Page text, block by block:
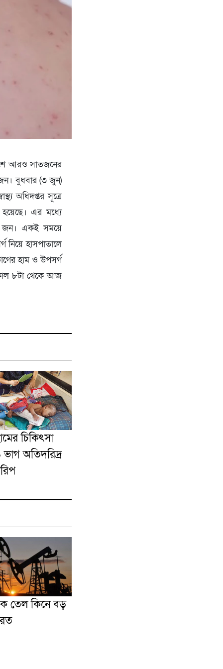
আরও সাতজনের
বুধবার (৩ জুন)
অধিদপ্তর সূত্রে
এর মধ্যে
জন। একই সময়ে
নিয়ে হাসপাতালে
হাম ও উপসর্গ
৮টা থেকে আজ
চিকিৎসা
অতিদরিদ্র
তেল কিনে বড়